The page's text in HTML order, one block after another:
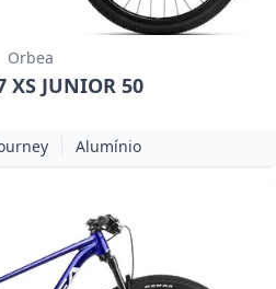
Orbea
XS JUNIOR 50
Alumínio